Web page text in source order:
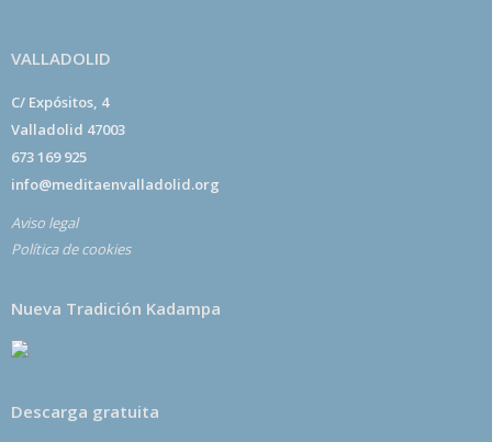
VALLADOLID
C/ Expósitos, 4
Valladolid 47003
673 169 925
info@meditaenvalladolid.org
Aviso legal
Política de cookies
Nueva Tradición Kadampa
Descarga gratuita